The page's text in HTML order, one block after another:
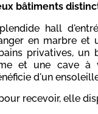
bâtiments
hall
en marbre
privatives, un
et une cave à
d'un
recevoir, elle